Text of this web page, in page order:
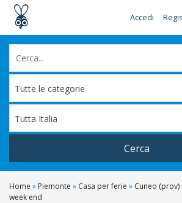
Accedi
Tutte le categorie
Tutta Italia
Cerca
Home » Piemonte » Casa per ferie » Cuneo (prov)
week end